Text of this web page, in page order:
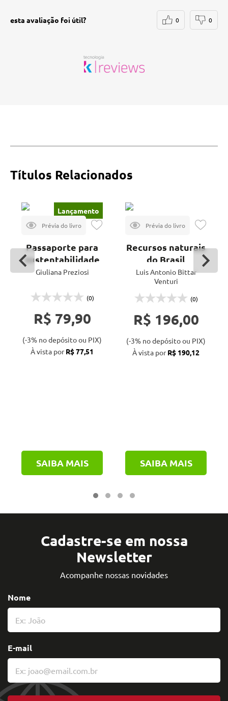
esta avaliação foi útil? 0 0
Títulos Relacionados
Lançamento
Passaporte para
sustentabilidade
Giuliana Preziosi
(0)
R$ 79,90
(-3% no depósito ou PIX)
À vista porR$ 77,51
SAIBA MAIS
Recursos naturais
do Brasil
Luis Antonio Bittar
Venturi
(0)
R$ 196,00
(-3% no depósito ou PIX)
À vista porR$ 190,12
SAIBA MAIS
Cadastre-se em nossa
Newsletter
Acompanhe nossas novidades
Nome
E-mail